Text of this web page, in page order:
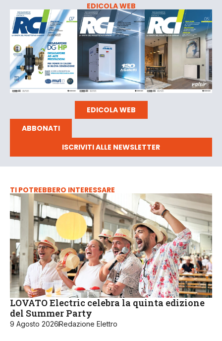
EDICOLA WEB
EDICOLA WEB
ABBONATI
ISCRIVITI ALLE NEWSLETTER
TI POTREBBERO INTERESSARE
LOVATO Electric celebra la quinta edizione
del Summer Party
9 Agosto 2026Redazione Elettro